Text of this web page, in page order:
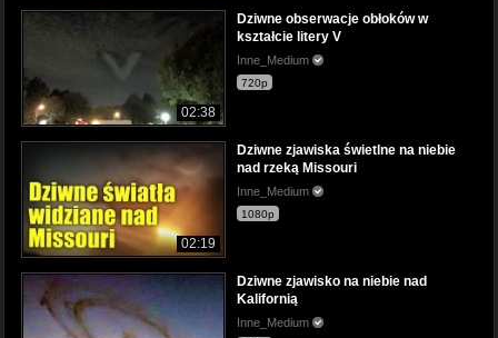
02:38
Dziwne obserwacje obłoków w
kształcie litery V
Inne_Medium
720p
02:19
Dziwne zjawiska świetlne na niebie
nad rzeką Missouri
Inne_Medium
1080p
Dziwne zjawisko na niebie nad
Kalifornią
Inne_Medium